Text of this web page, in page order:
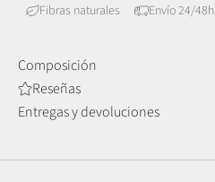
Fibras naturales Envío 24/48h
Composición
Reseñas
Entregas y devoluciones